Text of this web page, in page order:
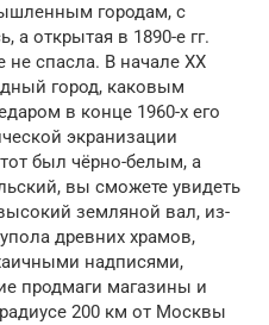
городам, с
а открытая в 1890-е гг.
спасла. В начале XX
город, каковым
в конце 1960-х его
экранизации
был чёрно-белым, а
вы сможете увидеть
земляной вал, из-
древних храмов,
надписями,
продмаги магазины и
200 км от Москвы